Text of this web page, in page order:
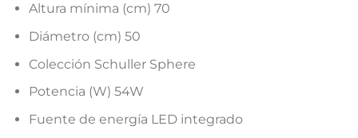
Altura mínima (cm) 70
Diámetro (cm) 50
Colección Schuller Sphere
Potencia (W) 54W
Fuente de energía LED integrado